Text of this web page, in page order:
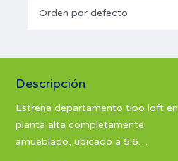
Orden por defecto
Descripción
Estrena departamento tipo loft en
planta alta completamente
amueblado, ubicado a 5.6…